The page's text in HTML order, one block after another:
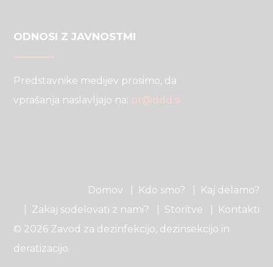
ODNOSI Z JAVNOSTMI
Predstavnike medijev prosimo, da
vprašanja naslavljajo na: pr@ddd.si
Domov Kdo smo?
Kaj delamo?
Zakaj sodelovati z nami?
Storitve
Kontakti
© 2026 Zavod za dezinfekcijo, dezinsekcijo in
deratizacijo.